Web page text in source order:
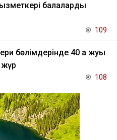
балаларды
109
бөлімдерінде 40 қа жуық
жүр
108